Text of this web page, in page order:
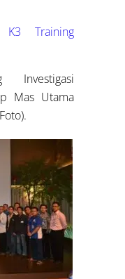
K3
Training
Investigasi
Mas Utama